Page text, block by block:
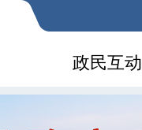
政民互动